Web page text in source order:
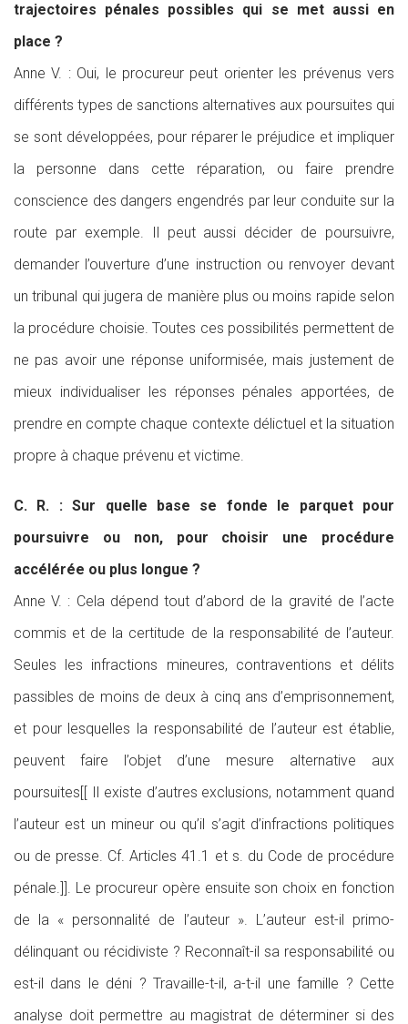
trajectoires pénales possibles qui se met aussi en
place ?
Anne V. : Oui, le procureur peut orienter les prévenus vers
différents types de sanctions alternatives aux poursuites qui
se sont développées, pour réparer le préjudice et impliquer
la personne dans cette réparation, ou faire prendre
conscience des dangers engendrés par leur conduite sur la
route par exemple. Il peut aussi décider de poursuivre,
demander l’ouverture d’une instruction ou renvoyer devant
un tribunal qui jugera de manière plus ou moins rapide selon
la procédure choisie. Toutes ces possibilités permettent de
ne pas avoir une réponse uniformisée, mais justement de
mieux individualiser les réponses pénales apportées, de
prendre en compte chaque contexte délictuel et la situation
propre à chaque prévenu et victime.
C. R. : Sur quelle base se fonde le parquet pour
poursuivre ou non, pour choisir une procédure
accélérée ou plus longue ?
Anne V. : Cela dépend tout d’abord de la gravité de l’acte
commis et de la certitude de la responsabilité de l’auteur.
Seules les infractions mineures, contraventions et délits
passibles de moins de deux à cinq ans d’emprisonnement,
et pour lesquelles la responsabilité de l’auteur est établie,
peuvent faire l’objet d’une mesure alternative aux
poursuites[[ Il existe d’autres exclusions, notamment quand
l’auteur est un mineur ou qu’il s’agit d’infractions politiques
ou de presse. Cf. Articles 41.1 et s. du Code de procédure
pénale.]]. Le procureur opère ensuite son choix en fonction
de la « personnalité de l’auteur ». L’auteur est-il primo-
délinquant ou récidiviste ? Reconnaît-il sa responsabilité ou
est-il dans le déni ? Travaille-t-il, a-t-il une famille ? Cette
analyse doit permettre au magistrat de déterminer si des